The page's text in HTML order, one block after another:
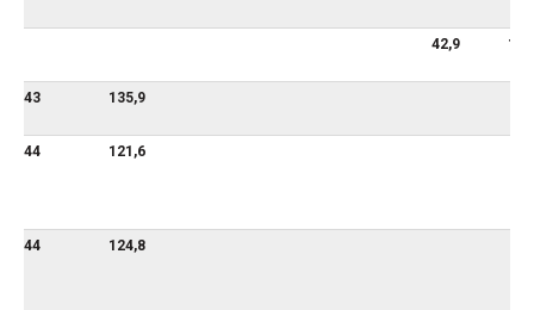
42,9
43 135,9
44 121,6
44 124,8